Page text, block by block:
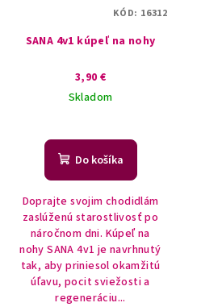
SANA 4v1 kúpeľ na nohy
3,90 €
Skladom
Do košíka
Doprajte svojim chodidlám
zaslúženú starostlivosť po
náročnom dni. Kúpeľ na
nohy SANA 4v1 je navrhnutý
tak, aby priniesol okamžitú
úľavu, pocit sviežosti a
regeneráciu...
KÓD: 16312